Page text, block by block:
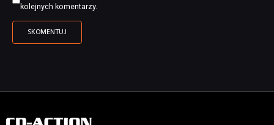
kolejnych komentarzy.